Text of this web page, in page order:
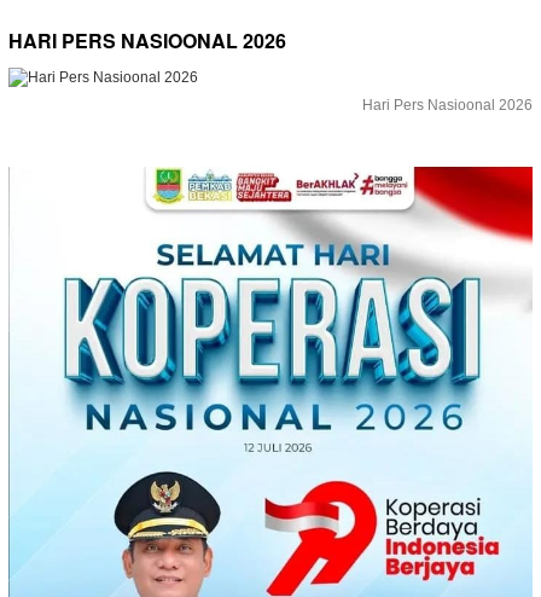
HARI PERS NASIOONAL 2026
Hari Pers Nasioonal 2026